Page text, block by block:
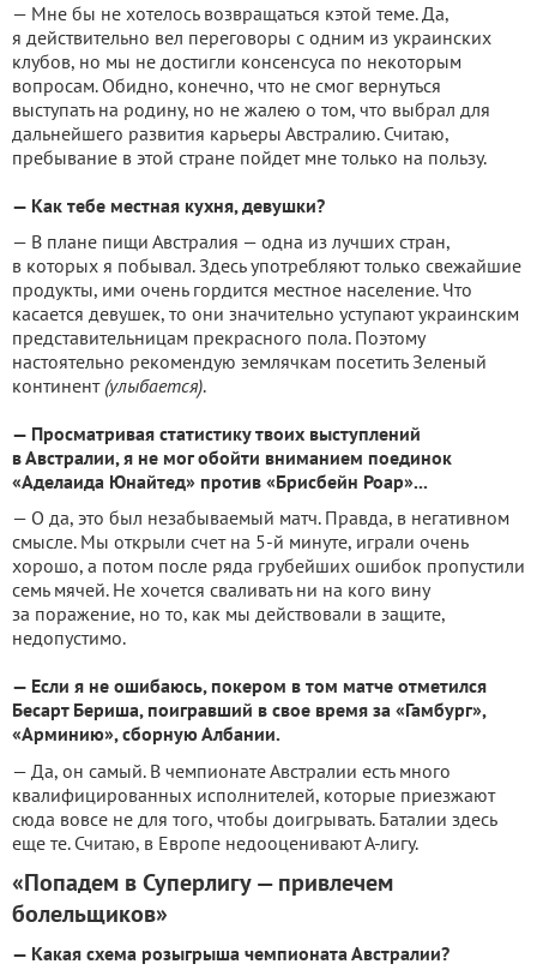
— Мне бы не хотелось возвращаться кэтой теме. Да,
я действительно вел переговоры с одним из украинских
клубов, но мы не достигли консенсуса по некоторым
вопросам. Обидно, конечно, что не смог вернуться
выступать на родину, но не жалею о том, что выбрал для
дальнейшего развития карьеры Австралию. Считаю,
пребывание в этой стране пойдет мне только на пользу.
— Как тебе местная кухня, девушки?
— В плане пищи Австралия — одна из лучших стран,
в которых я побывал. Здесь употребляют только свежайшие
продукты, ими очень гордится местное население. Что
касается девушек, то они значительно уступают украинским
представительницам прекрасного пола. Поэтому
настоятельно рекомендую землячкам посетить Зеленый
континент(улыбается).
— Просматривая статистику твоих выступлений
в Австралии, я не мог обойти вниманием поединок
«Аделаида Юнайтед» против «Брисбейн Роар»...
— О да, это был незабываемый матч. Правда, в негативном
смысле. Мы открыли счет на 5-й минуте, играли очень
хорошо, а потом после ряда грубейших ошибок пропустили
семь мячей. Не хочется сваливать ни на кого вину
за поражение, но то, как мы действовали в защите,
недопустимо.
— Если я не ошибаюсь, покером в том матче отметился
Бесарт Бериша, поигравший в свое время за «Гамбург»,
«Арминию», сборную Албании.
— Да, он самый. В чемпионате Австралии есть много
квалифицированных исполнителей, которые приезжают
сюда вовсе не для того, чтобы доигрывать. Баталии здесь
еще те. Считаю, в Европе недооценивают А-лигу.
«Попадем в Суперлигу — привлечем
болельщиков»
— Какая схема розыгрыша чемпионата Австралии?